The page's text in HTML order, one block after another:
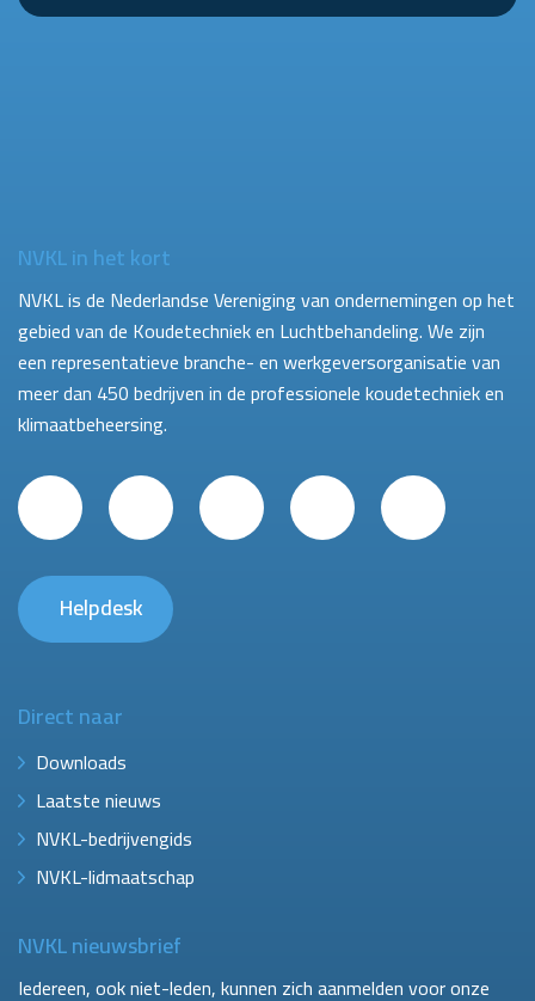
NVKL in het kort
NVKL is de Nederlandse Vereniging van ondernemingen op het
gebied van de Koudetechniek en Luchtbehandeling. We zijn
een representatieve branche- en werkgeversorganisatie van
meer dan 450 bedrijven in de professionele koudetechniek en
klimaatbeheersing.
Helpdesk
Direct naar
Downloads
Laatste nieuws
NVKL-bedrijvengids
NVKL-lidmaatschap
NVKL nieuwsbrief
Iedereen, ook niet-leden, kunnen zich aanmelden voor onze